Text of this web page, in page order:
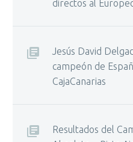
directos al
Jesús David
campeón de
CajaCanarias
Resultados del